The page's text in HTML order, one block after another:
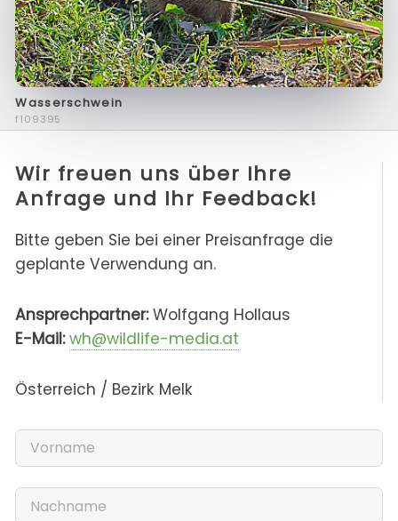
Wasserschwein
f109395
Wir freuen uns über Ihre
Anfrage und Ihr Feedback!
Bitte geben Sie bei einer Preisanfrage die
geplante Verwendung an.
Ansprechpartner:Wolfgang Hollaus
E-Mail: wh@wildlife-media.at
Österreich / Bezirk Melk